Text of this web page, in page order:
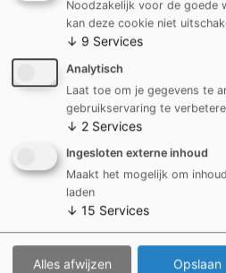
Evenementen
Noodzakelijk voor de goede
kan deze cookie niet
↓ 9 Services
Analytisch
Laat toe om je gegevens te
gebruikservaring te
↓ 2 Services
Ingesloten externe inhoud
Maakt het mogelijk om
laden
↓ 15 Services
Alles afwijzen Opslaan